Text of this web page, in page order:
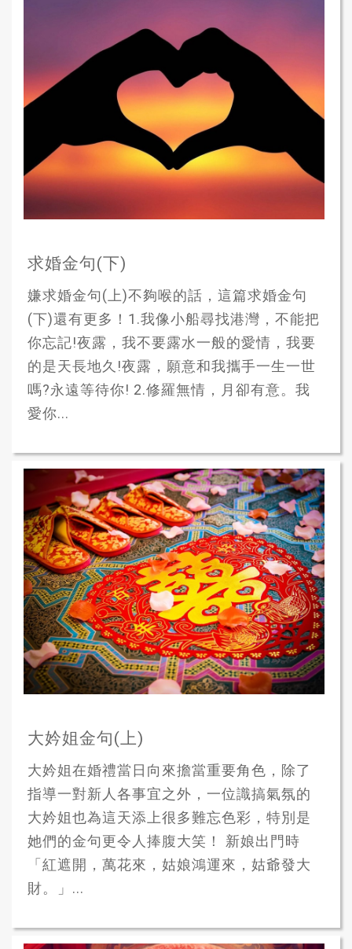
求婚金句(下)
嫌求婚金句(上)不夠喉的話，這篇求婚金句
(下)還有更多！1.我像小船尋找港灣，不能把
你忘記!夜露，我不要露水一般的愛情，我要
的是天長地久!夜露，願意和我攜手一生一世
嗎?永遠等待你! 2.修羅無情，月卻有意。我
愛你...
大妗姐金句(上)
大妗姐在婚禮當日向來擔當重要角色，除了
指導一對新人各事宜之外，一位識搞氣氛的
大妗姐也為這天添上很多難忘色彩，特別是
她們的金句更令人捧腹大笑！ 新娘出門時
「紅遮開，萬花來，姑娘鴻運來，姑爺發大
財。」...